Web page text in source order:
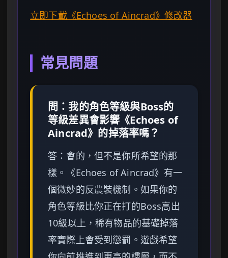
立即下載《Echoes of Aincrad》修改器
常見問題
問：我的角色等級與Boss的
等級差異會影響《Echoes of
Aincrad》的掉落率嗎？
答：會的，但不是你所希望的那
樣。《Echoes of Aincrad》有一
個微妙的反農裝機制。如果你的
角色等級比你正在打的Boss高出
10級以上，稀有物品的基礎掉落
率實際上會受到懲罰。遊戲希望